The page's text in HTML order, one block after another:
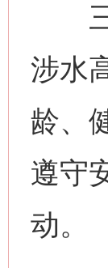
三
涉水
龄、
遵守
动。